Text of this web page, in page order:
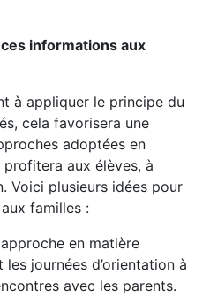
informations aux
à appliquer le principe du
cela favorisera une
adoptées en
profitera aux élèves, à
Voici plusieurs idées pour
familles :
en matière
les journées d’orientation à
avec les parents.